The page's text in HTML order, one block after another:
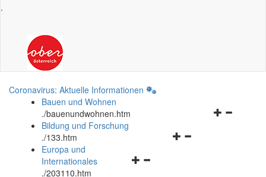
.
Coronavirus: Aktuelle Informationen
Bauen und Wohnen
./bauenundwohnen.htm
Navigationsmenü
Bildung und Forschung
./133.htm
Navigationsmenü
Europa und
Internationales
./203110.htm